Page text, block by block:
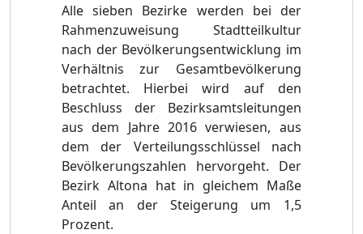
Alle sieben Bezirke werden bei der
Rahmenzuweisung Stadtteilkultur
nach der Bevölkerungsentwicklung im
Verhältnis zur Gesamtbevölkerung
betrachtet. Hierbei wird auf den
Beschluss der Bezirksamtsleitungen
aus dem Jahre 2016 verwiesen, aus
dem der Verteilungsschlüssel nach
Bevölkerungszahlen hervorgeht. Der
Bezirk Altona hat in gleichem Maße
Anteil an der Steigerung um 1,5
Prozent.